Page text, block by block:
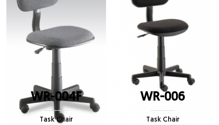
WR-004F
Task Chair
WR-006
Task Chair